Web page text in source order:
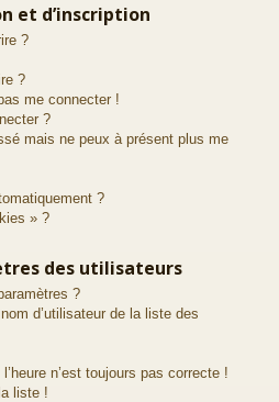
et d’inscription
?
?
me connecter !
?
mais ne peux à présent plus me
?
» ?
des utilisateurs
?
d’utilisateur de la liste des
n’est toujours pas correcte !
liste !